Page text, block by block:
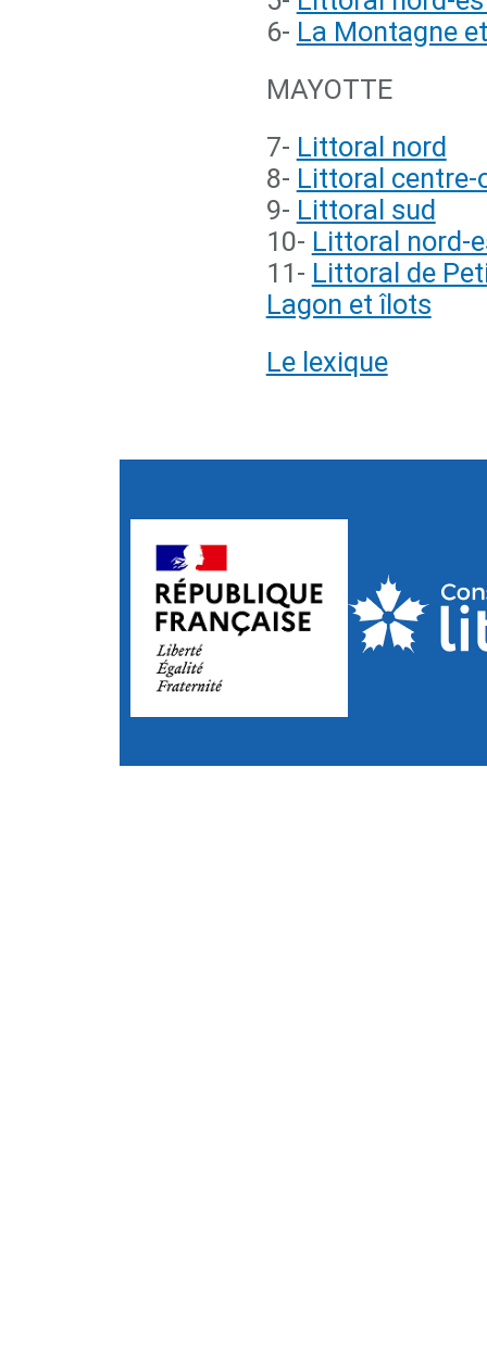
6- La Montagne
MAYOTTE
7- Littoral nord
8- Littoral centre-
9- Littoral sud
10- Littoral nord-
11- Littoral de
Lagon et îlots
Le lexique